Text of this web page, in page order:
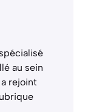
au sein
rejoint